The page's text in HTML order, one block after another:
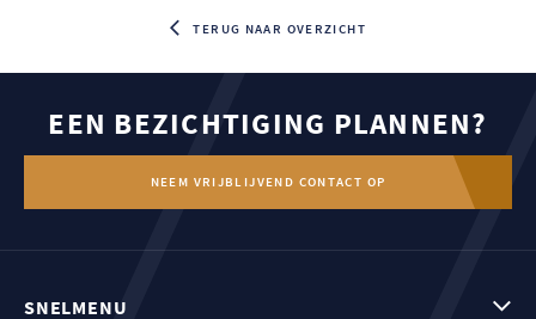
TERUG NAAR OVERZICHT
EEN BEZICHTIGING PLANNEN?
NEEM VRIJBLIJVEND CONTACT OP
SNELMENU